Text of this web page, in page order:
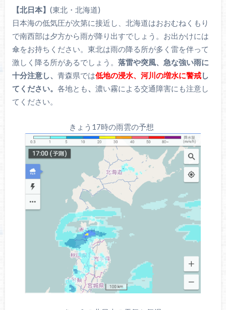
【北日本】 (東北・北海道)
日本海の低気圧が次第に接近し、北海道はおおむねくもり
で南西部は夕方から雨が降り出すでしょう。お出かけには
傘をお持ちください。東北は雨の降る所が多く雷を伴って
激しく降る所があるでしょう。 落雷や突風、急な強い雨に
十分注意し、 青森県では低地の浸水、河川の増水に警戒し
てください。 各地とも、 濃い霧による交通障害にも注意し
てください。
きょう17時の雨雲の予想